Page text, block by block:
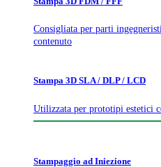
Consigliata per parti
contenuto
Stampa 3D SLA / DLP / LCD
Utilizzata per prototipi estetici
Stampaggio ad Iniezione